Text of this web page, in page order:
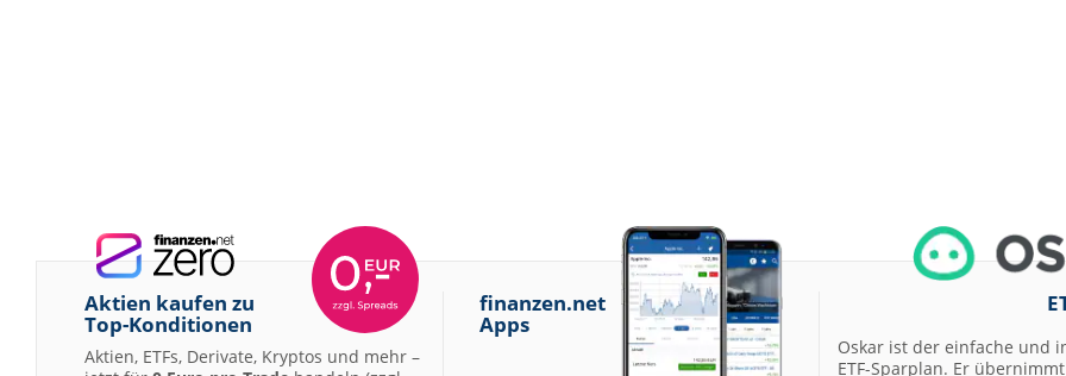
Aktien kaufen zu
Top-Konditionen
Aktien, ETFs, Derivate, Kryptos und mehr –
finanzen.net
Apps
Oskar ist der einfache und
ETF-Sparplan. Er